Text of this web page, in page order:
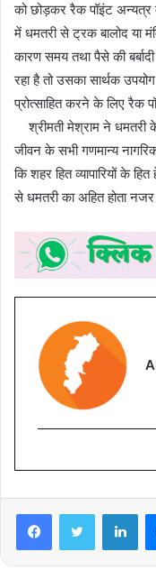
को छोड़कर रैक पॉइंट अन्यत्र
में धमतरी से ट्रक बालोद या
कारण समय तथा पैसे की
रहा है तो उसका सार्थक
प्रोत्साहित करने के लिए रैक
श्रीमती मेश्राम ने धमतरी
जीवन के सभी गणमान्य
कि शहर हित व्यापारियों के
से धमतरी का अहित होता
FacebookTwitter